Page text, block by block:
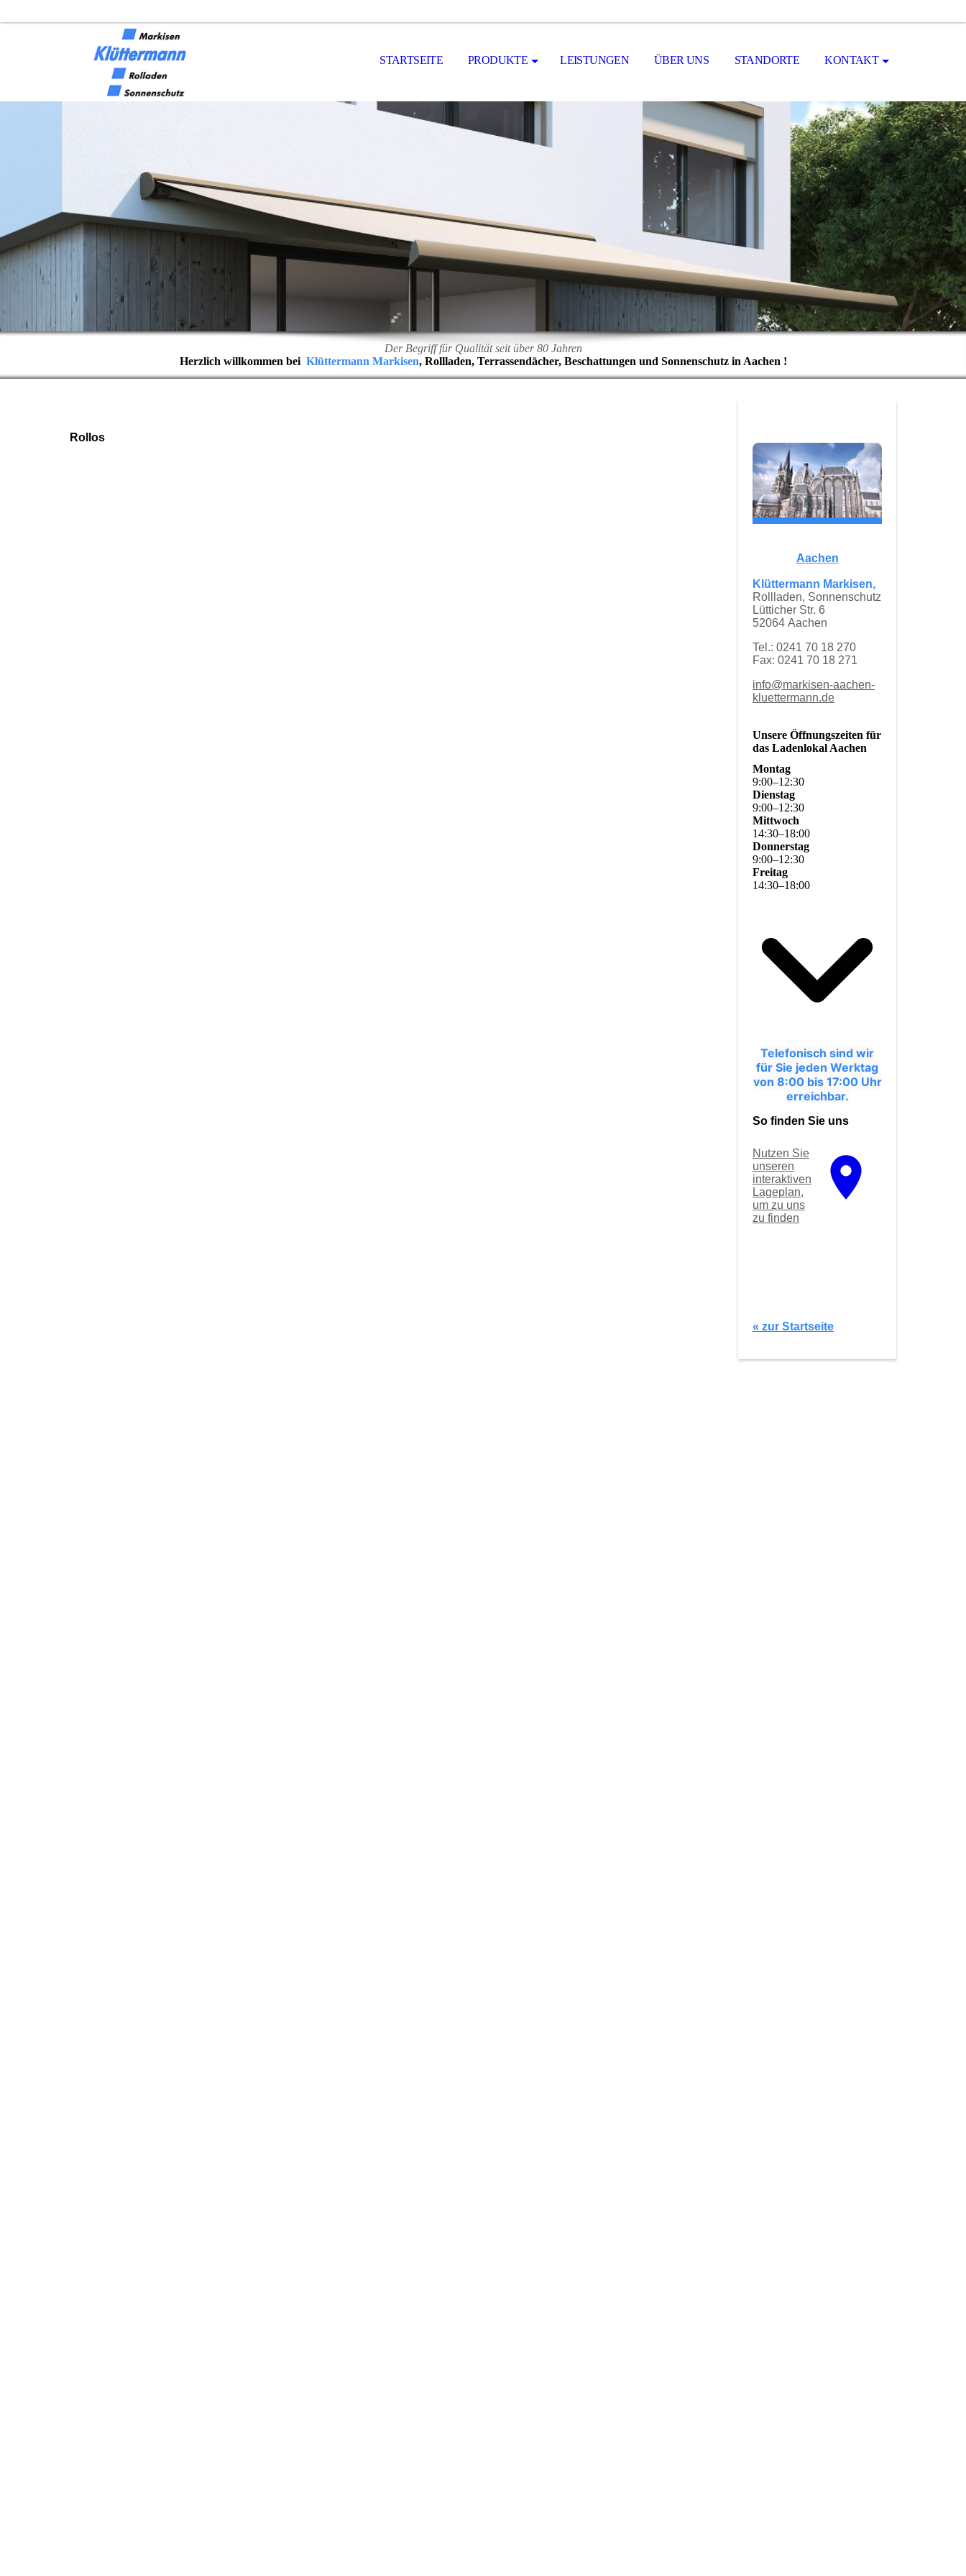
STARTSEITE PRODUKTE LEISTUNGEN ÜBER UNS STANDORTE KONTAKT
Der Begriff für Qualität seit über 80 Jahren
Herzlich willkommen bei Klüttermann Markisen, Rollladen, Terrassendächer, Beschattungen und Sonnenschutz in Aachen !
Rollos
Aachen
Klüttermann Markisen,
Rollladen, Sonnenschutz
Lütticher Str. 6
52064 Aachen
Tel.: 0241 70 18 270
Fax: 0241 70 18 271
info@markisen-aachen-
kluettermann.de
Unsere Öffnungszeiten für
das Ladenlokal Aachen
Montag
9:00–12:30
Dienstag
9:00–12:30
Mittwoch
14:30–18:00
Donnerstag
9:00–12:30
Freitag
14:30–18:00
Telefonisch sind wir
für Sie jeden Werktag
von 8:00 bis 17:00 Uhr
erreichbar.
So finden Sie uns
Nutzen Sie
unseren
interaktiven
La­ge­plan,
um zu uns
zu finden
« zur Startseite